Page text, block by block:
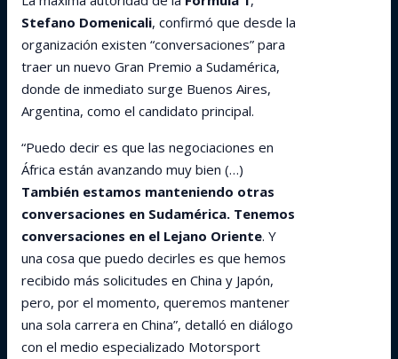
Stefano Domenicali, confirmó que desde la
organización existen “conversaciones” para
traer un nuevo Gran Premio a Sudamérica,
donde de inmediato surge Buenos Aires,
Argentina, como el candidato principal.
“Puedo decir es que las negociaciones en
África están avanzando muy bien (…)
También estamos manteniendo otras
conversaciones en Sudamérica. Tenemos
conversaciones en el Lejano Oriente. Y
una cosa que puedo decirles es que hemos
recibido más solicitudes en China y Japón,
pero, por el momento, queremos mantener
una sola carrera en China”, detalló en diálogo
con el medio especializado Motorsport